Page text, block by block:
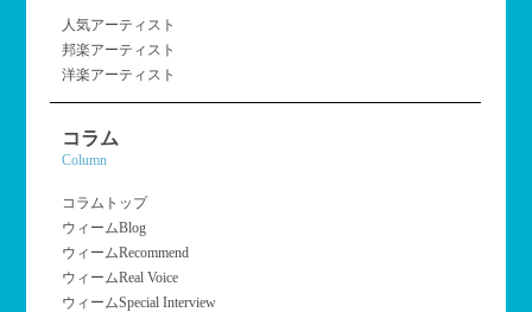
人気アーティスト
邦楽アーティスト
洋楽アーティスト
コラム
Column
コラムトップ
ウィームBlog
ウィームRecommend
ウィームReal Voice
ウィームSpecial Interview